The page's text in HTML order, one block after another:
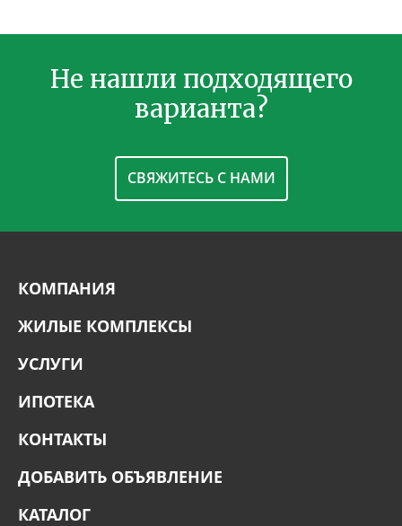
Не нашли подходящего
варианта?
СВЯЖИТЕСЬ С НАМИ
КОМПАНИЯ
ЖИЛЫЕ КОМПЛЕКСЫ
УСЛУГИ
ИПОТЕКА
КОНТАКТЫ
ДОБАВИТЬ ОБЪЯВЛЕНИЕ
КАТАЛОГ